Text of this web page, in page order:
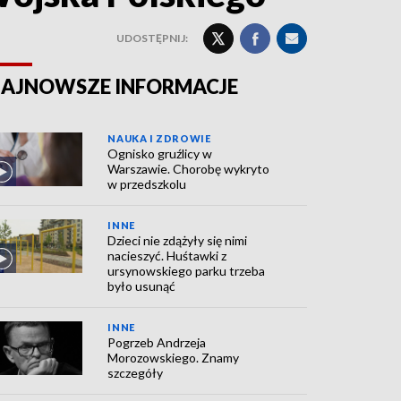
UDOSTĘPNIJ:
INFORMACJE
NAUKA I ZDROWIE
Ognisko gruźlicy w
Warszawie. Chorobę wykryto
w przedszkolu
INNE
Dzieci nie zdążyły się nimi
nacieszyć. Huśtawki z
ursynowskiego parku trzeba
było usunąć
INNE
Pogrzeb Andrzeja
Morozowskiego. Znamy
szczegóły